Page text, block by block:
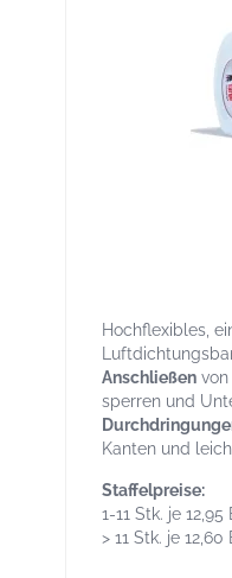
Hochflexibles,
Anschließen
sperren und
Kanten und
Staffelpreise:
1-11 Stk. je
> 11 Stk. je